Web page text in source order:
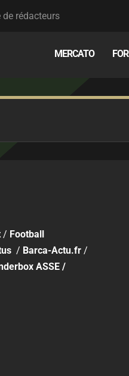
de rédacteurs
MERCATO
/ Football
/ Barca-Actu.fr /
ASSE /